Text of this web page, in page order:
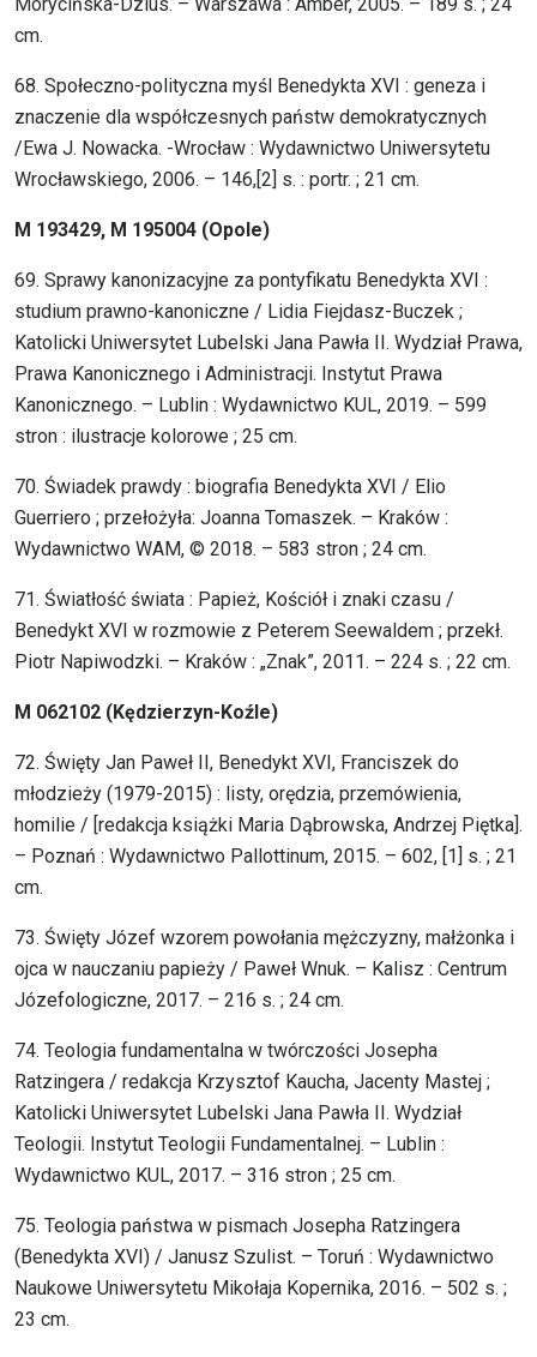
cm.
68. Społeczno-polityczna myśl Benedykta XVI : geneza i
znaczenie dla współczesnych państw demokratycznych
/Ewa J. Nowacka. -Wrocław : Wydawnictwo Uniwersytetu
Wrocławskiego, 2006. – 146,[2] s. : portr. ; 21 cm.
M 193429, M 195004 (Opole)
69. Sprawy kanonizacyjne za pontyfikatu Benedykta XVI :
studium prawno-kanoniczne / Lidia Fiejdasz-Buczek ;
Katolicki Uniwersytet Lubelski Jana Pawła II. Wydział Prawa,
Prawa Kanonicznego i Administracji. Instytut Prawa
Kanonicznego. – Lublin : Wydawnictwo KUL, 2019. – 599
stron : ilustracje kolorowe ; 25 cm.
70. Świadek prawdy : biografia Benedykta XVI / Elio
Guerriero ; przełożyła: Joanna Tomaszek. – Kraków :
Wydawnictwo WAM, © 2018. – 583 stron ; 24 cm.
71. Światłość świata : Papież, Kościół i znaki czasu /
Benedykt XVI w rozmowie z Peterem Seewaldem ; przekł.
Piotr Napiwodzki. – Kraków : „Znak”, 2011. – 224 s. ; 22 cm.
M 062102 (Kędzierzyn-Koźle)
72. Święty Jan Paweł II, Benedykt XVI, Franciszek do
młodzieży (1979-2015) : listy, orędzia, przemówienia,
homilie / [redakcja książki Maria Dąbrowska, Andrzej Piętka].
– Poznań : Wydawnictwo Pallottinum, 2015. – 602, [1] s. ; 21
cm.
73. Święty Józef wzorem powołania mężczyzny, małżonka i
ojca w nauczaniu papieży / Paweł Wnuk. – Kalisz : Centrum
Józefologiczne, 2017. – 216 s. ; 24 cm.
74. Teologia fundamentalna w twórczości Josepha
Ratzingera / redakcja Krzysztof Kaucha, Jacenty Mastej ;
Katolicki Uniwersytet Lubelski Jana Pawła II. Wydział
Teologii. Instytut Teologii Fundamentalnej. – Lublin :
Wydawnictwo KUL, 2017. – 316 stron ; 25 cm.
75. Teologia państwa w pismach Josepha Ratzingera
(Benedykta XVI) / Janusz Szulist. – Toruń : Wydawnictwo
Naukowe Uniwersytetu Mikołaja Kopernika, 2016. – 502 s. ;
23 cm.